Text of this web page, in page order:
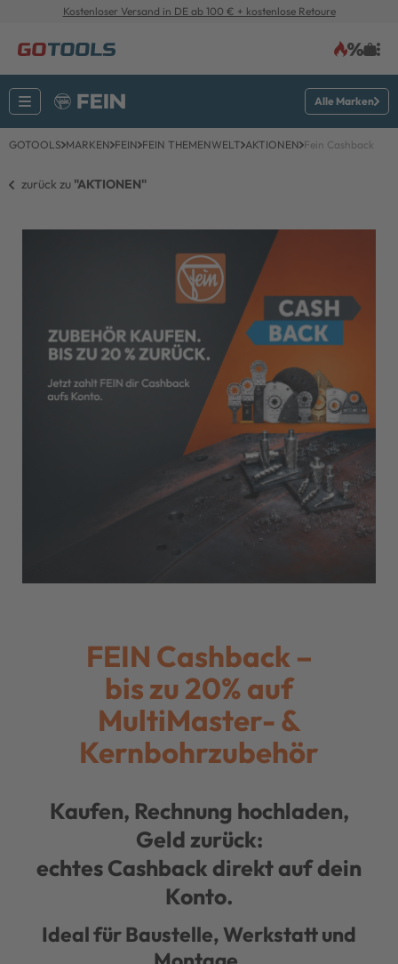
Kostenloser Versand in DE ab 100 € + kostenlose Retoure
Alle Marken
GOTOOLS MARKEN FEIN FEIN THEMENWELT AKTIONEN Fein Cashback
zurück zu "AKTIONEN"
FEIN Cashback –
bis zu 20% auf
MultiMaster- &
Kernbohrzubehör
Kaufen, Rechnung hochladen,
Geld zurück:
echtes Cashback direkt auf dein
Konto.
Ideal für Baustelle, Werkstatt und